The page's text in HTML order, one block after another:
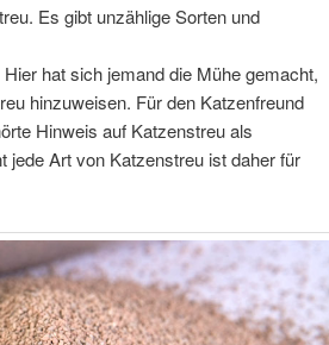
Es gibt unzählige Sorten und
Hier hat sich jemand die Mühe gemacht,
hinzuweisen. Für den Katzenfreund
Hinweis auf Katzenstreu als
jede Art von Katzenstreu ist daher für